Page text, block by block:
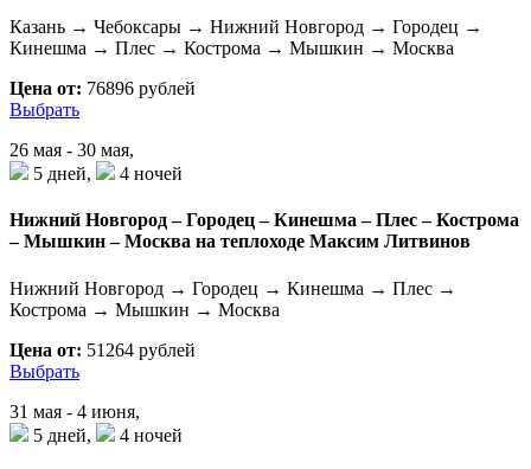
Казань → Чебоксары → Нижний Новгород → Городец →
Кинешма → Плес → Кострома → Мышкин → Москва
Цена от: 76896 рублей
Выбрать
26 мая - 30 мая,
5 дней,
4 ночей
Нижний Новгород – Городец – Кинешма – Плес – Кострома
– Мышкин – Москва на теплоходе Максим Литвинов
Нижний Новгород → Городец → Кинешма → Плес →
Кострома → Мышкин → Москва
Цена от: 51264 рублей
Выбрать
31 мая - 4 июня,
5 дней,
4 ночей